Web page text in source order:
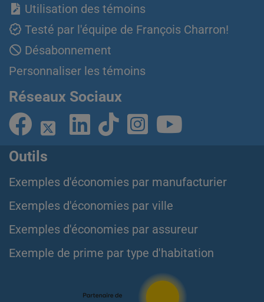
Utilisation des témoins
Testé par l'équipe de François Charron!
Désabonnement
Personnaliser les témoins
Réseaux Sociaux
Outils
Exemples d'économies par manufacturier
Exemples d'économies par ville
Exemples d'économies par assureur
Exemple de prime par type d'habitation